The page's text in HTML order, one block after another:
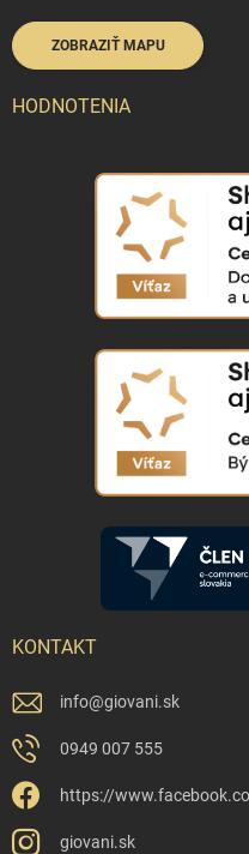
ZOBRAZIŤ MAPU
HODNOTENIA
KONTAKT
info@giovani.sk
0949 007 555
https://
giovani.sk